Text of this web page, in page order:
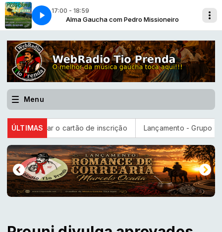
17:00 - 18:59
Alma Gaucha com Pedro Missioneiro
Nativo-2015] O Luxo do Gaucho [Grupo Chão Nativo-2015]
Prenda Bailanta do Tio Prenda com Tio Prenda
Menu
ÚLTIMAS
o cartão de inscrição Lançamento - Grupo Vanerão -